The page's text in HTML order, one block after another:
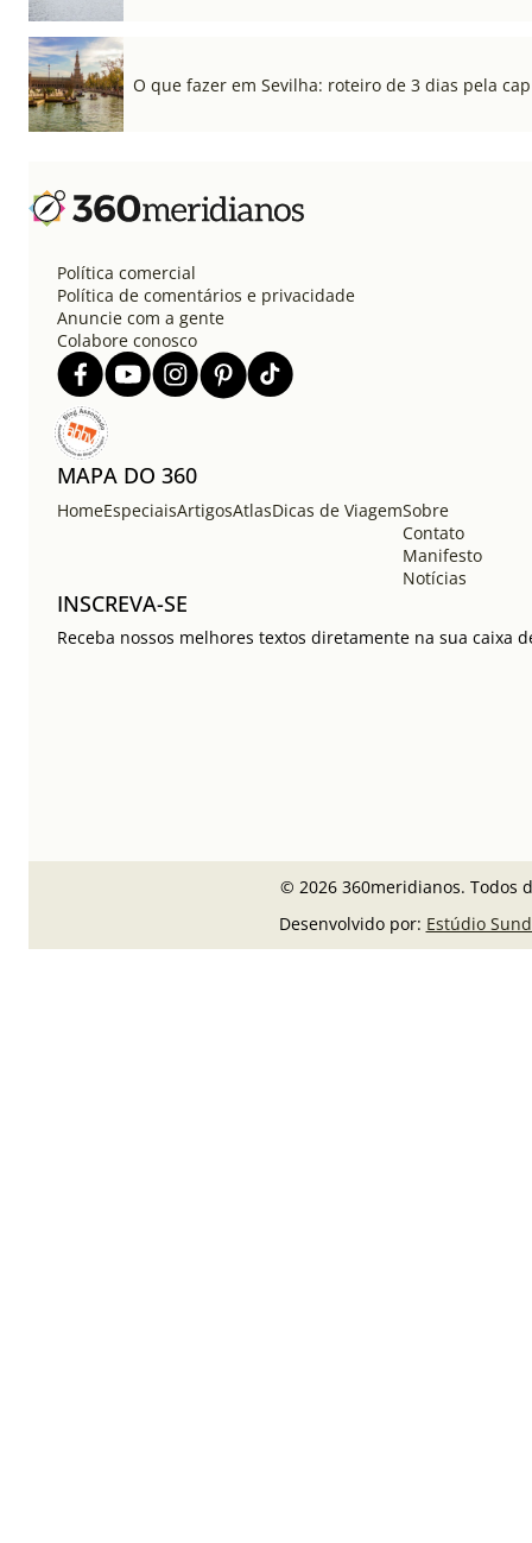
O que fazer em Sevilha: roteiro de 3 dias pela
Política comercial
Política de comentários e privacidade
Anuncie com a gente
Colabore conosco
MAPA DO 360
HomeEspeciaisArtigosAtlasDicas de ViagemSobre
Contato
Manifesto
Notícias
INSCREVA-SE
Receba nossos melhores textos diretamente na sua caixa
© 2026 360meridianos. Todos
Desenvolvido por: Estúdio